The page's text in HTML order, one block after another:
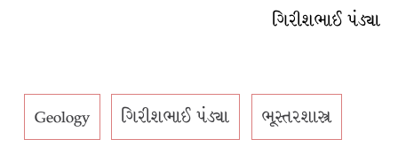
ગિરીશભાઈ પંડ્યા
Geology ગિરીશભાઈ પંડ્યા ભૂસ્તરશાસ્ત્ર